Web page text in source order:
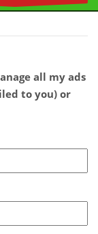
all my ads
to you) or